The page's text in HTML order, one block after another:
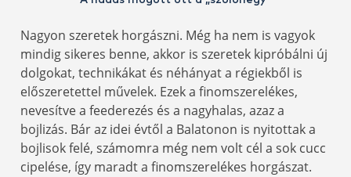
Nagyon szeretek horgászni. Még ha nem is vagyok
mindig sikeres benne, akkor is szeretek kipróbálni új
dolgokat, technikákat és néhányat a régiekből is
előszeretettel művelek. Ezek a finomszerelékes,
nevesítve a feederezés és a nagyhalas, azaz a
bojlizás. Bár az idei évtől a Balatonon is nyitottak a
bojlisok felé, számomra még nem volt cél a sok cucc
cipelése, így maradt a finomszerelékes horgászat.